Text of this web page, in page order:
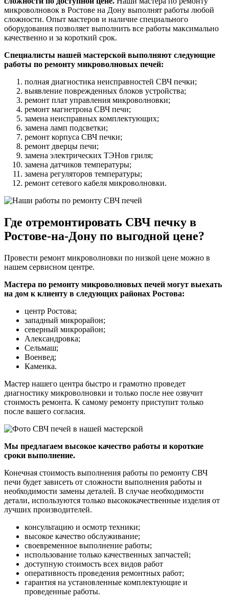
микроволновок в Ростове на Дону выполнят работы любой
сложности. Опыт мастеров и наличие специального
оборудования позволяет выполнить все работы максимально
качественно и за короткий срок.
Специалисты нашей мастерской выполняют следующие
работы по ремонту микроволновых печей:
полная диагностика неисправностей СВЧ печки;
выявление поврежденных блоков устройства;
ремонт плат управления микроволновки;
ремонт магнетрона СВЧ печи;
замена неисправных комплектующих;
замена ламп подсветки;
ремонт корпуса СВЧ печки;
ремонт дверцы печи;
замена электрических ТЭНов гриля;
замена датчиков температуры;
замена регуляторов температуры;
ремонт сетевого кабеля микроволновки.
Где отремонтировать СВЧ печку в
Ростове-на-Дону по выгодной цене?
Провести ремонт микроволновки по низкой цене можно в
нашем сервисном центре.
Мастера по ремонту микроволновых печей могут выехать
на дом к клиенту в следующих районах Ростова:
центр Ростова;
западный микрорайон;
северный микрорайон;
Александровка;
Сельмаш;
Военвед;
Каменка.
Мастер нашего центра быстро и грамотно проведет
диагностику микроволновки и только после нее озвучит
стоимость ремонта. К самому ремонту приступит только
после вашего согласия.
Мы предлагаем высокое качество работы и короткие
сроки выполнение.
Конечная стоимость выполнения работы по ремонту СВЧ
печи будет зависеть от сложности выполнения работы и
необходимости замены деталей. В случае необходимости
детали, используются только высококачественные изделия от
лучших производителей.
консультацию и осмотр техники;
высокое качество обслуживание;
своевременное выполнение работы;
использование только качественных запчастей;
доступную стоимость всех видов работ
оперативность проведения ремонтных работ;
гарантия на установленные комплектующие и
проведенные работы.